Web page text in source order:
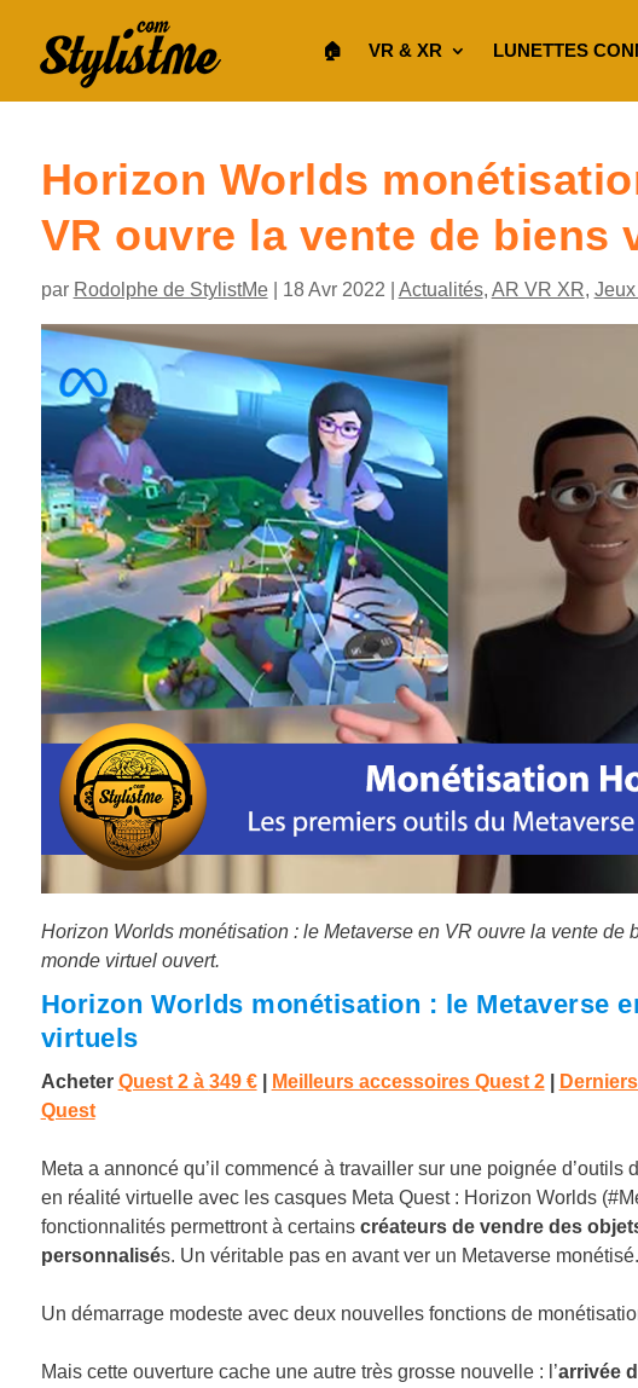
🏠︎ VR & XR LUNETTES
Horizon Worlds
VR ouvre la vente de biens
par Rodolphe de StylistMe| 18 Avr 2022 Actualités, AR VR XR,
Horizon Worlds monétisation : le Metaverse en VR ouvre la vente de
monde virtuel ouvert.
Horizon Worlds monétisation : le Metaverse
virtuels
Acheter Quest 2 à 349 € Meilleurs accessoires Quest 2
Quest
Meta a annoncé qu’il commencé à travailler sur une poignée
en réalité virtuelle avec les casques Meta Quest : Horizon Worlds
fonctionnalités permettront à certains créateurs de vendre des
personnalisés. Un véritable pas en avant ver un Metaverse monétisé.
Un démarrage modeste avec deux nouvelles fonctions de
Mais cette ouverture cache une autre très grosse nouvelle : l’arrivée